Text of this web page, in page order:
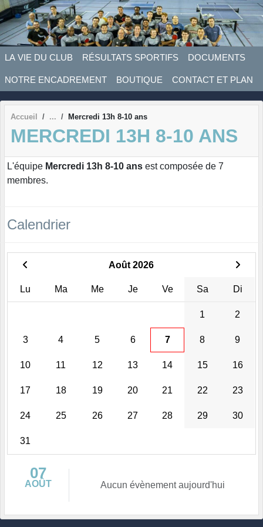
LA VIE DU CLUB RÉSULTATS SPORTIFS DOCUMENTS
NOTRE ENCADREMENT BOUTIQUE CONTACT ET PLAN
Accueil Mercredi 13h 8-10 ans
MERCREDI 13H 8-10 ANS
L'équipe Mercredi 13h 8-10 ans est composée de 7
membres.
Calendrier
Août 2026
Lu Ma Me Je Ve Sa Di
1 2
3 4 5 6 7 8 9
10 11 12 13 14 15 16
17 18 19 20 21 22 23
24 25 26 27 28 29 30
31
07
AOÛT Aucun évènement aujourd'hui
Panneau de gestion des cookies